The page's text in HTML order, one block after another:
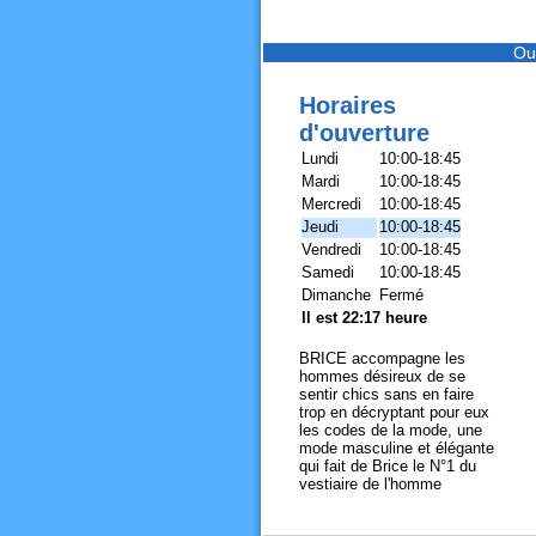
Horaires
d'ouverture
Lundi
10:00-18:45
Mardi
10:00-18:45
Mercredi
10:00-18:45
Jeudi
10:00-18:45
Vendredi
10:00-18:45
Samedi
10:00-18:45
Dimanche
Fermé
Il est 22:17 heure
BRICE accompagne les
hommes désireux de se
sentir chics sans en faire
trop en décryptant pour eux
les codes de la mode, une
mode masculine et élégante
qui fait de Brice le N°1 du
vestiaire de l'homme